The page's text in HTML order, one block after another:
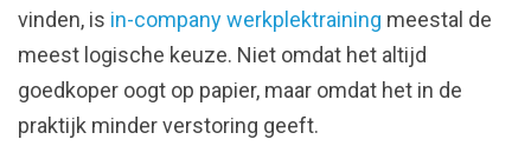
vinden, is in-company werkplektraining meestal de
meest logische keuze. Niet omdat het altijd
goedkoper oogt op papier, maar omdat het in de
praktijk minder verstoring geeft.